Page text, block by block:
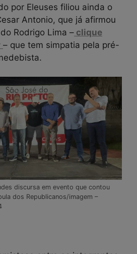
por Eleuses filiou ainda o
Antonio, que já afirmou
Rodrigo Lima – clique
– que tem simpatia pela pré-
discursa em evento que contou
dos Republicanos/imagem –